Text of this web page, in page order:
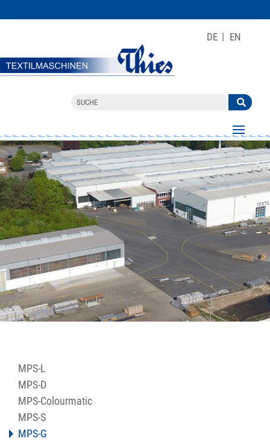
DE EN
MPS-L
MPS-D
MPS-Colourmatic
MPS-S
MPS-G